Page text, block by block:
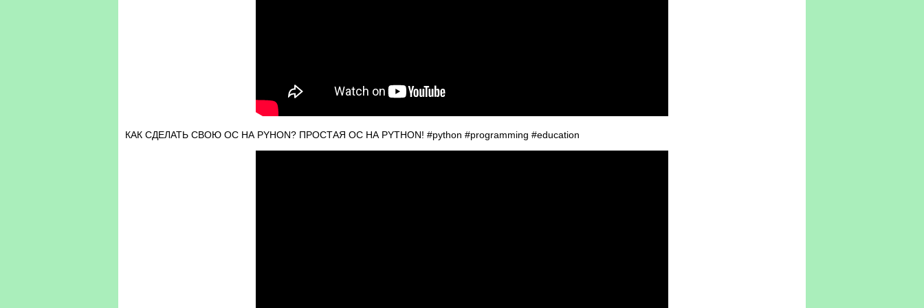
КАК СДЕЛАТЬ СВОЮ ОС НА PYHON? ПРОСТАЯ ОС НА PYTHON! #python #programming #education